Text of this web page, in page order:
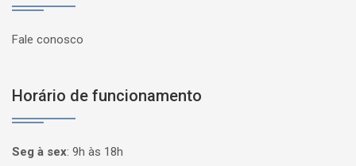
Fale conosco
Horário de funcionamento
Seg à sex: 9h às 18h